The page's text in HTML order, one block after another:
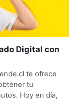
Digital con
te ofrece
tu
Hoy en día,